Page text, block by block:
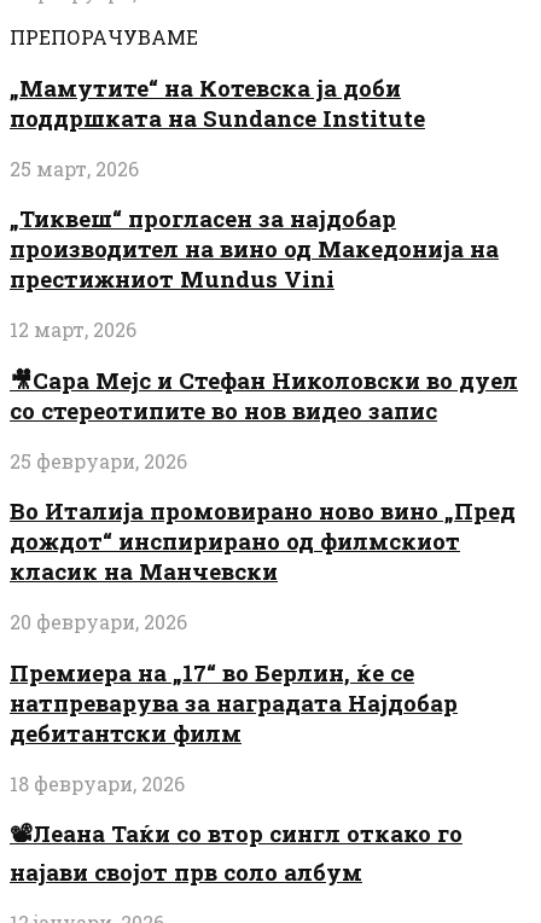
ПРЕПОРАЧУВАМЕ
„Мамутите“ на Котевска ја доби
поддршката на Sundance Institute
25 март, 2026
„Тиквеш“ прогласен за најдобар
производител на вино од Македонија на
престижниот Mundus Vini
12 март, 2026
🎥Сара Мејс и Стефан Николовски во дуел
со стереотипите во нов видео запис
25 февруари, 2026
Во Италија промовирано ново вино „Пред
дождот“ инспирирано од филмскиот
класик на Манчевски
20 февруари, 2026
Премиера на „17“ во Берлин, ќе се
натпреварува за наградата Најдобар
дебитантски филм
18 февруари, 2026
📽️Леана Таќи со втор сингл откако го
најави својот прв соло албум